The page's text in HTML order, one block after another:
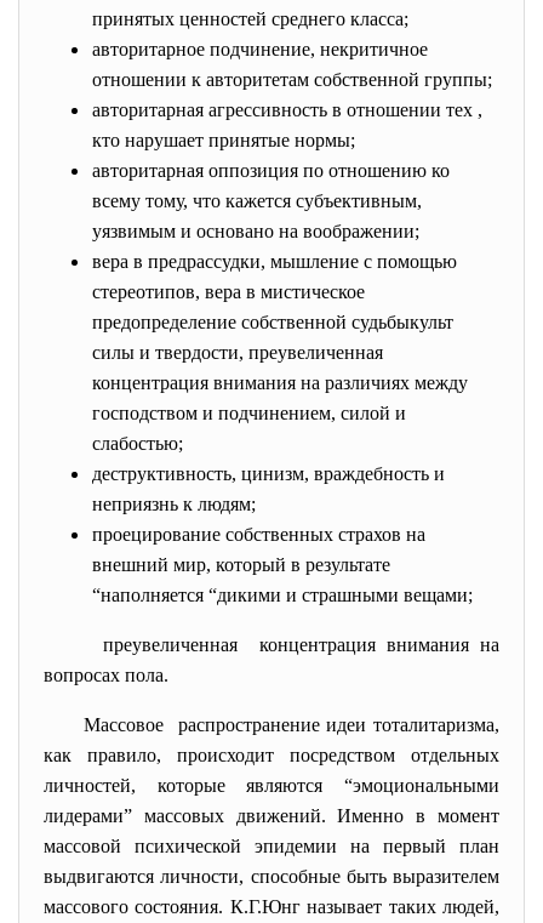
принятых ценностей среднего класса;
авторитарное подчинение, некритичное
отношении к авторитетам собственной группы;
авторитарная агрессивность в отношении тех ,
кто нарушает принятые нормы;
авторитарная оппозиция по отношению ко
всему тому, что кажется субъективным,
уязвимым и основано на воображении;
вера в предрассудки, мышление с помощью
стереотипов, вера в мистическое
предопределение собственной судьбыкульт
силы и твердости, преувеличенная
концентрация внимания на различиях между
господством и подчинением, силой и
слабостью;
деструктивность, цинизм, враждебность и
неприязнь к людям;
проецирование собственных страхов на
внешний мир, который в результате
“наполняется “дикими и страшными вещами;
преувеличенная концентрация внимания на
вопросах пола.
Массовое распространение идеи тоталитаризма,
как правило, происходит посредством отдельных
личностей, которые являются “эмоциональными
лидерами” массовых движений. Именно в момент
массовой психической эпидемии на первый план
выдвигаются личности, способные быть выразителем
массового состояния. К.Г.Юнг называет таких людей,